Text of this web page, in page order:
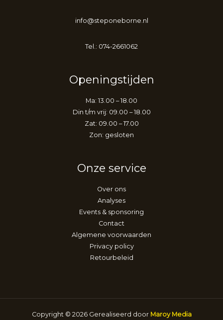
info@steponeborne.nl
Tel.: 074-2661062
Openingstijden
Ma: 13.00 – 18.00
Din t/m vrij: 09.00 – 18.00
Zat: 09.00 – 17.00
Zon: gesloten
Onze service
Over ons
Analyses
Events & sponsoring
Contact
Algemene voorwaarden
Privacy policy
Retourbeleid
Copyright © 2026 Gerealiseerd door Maroy Media